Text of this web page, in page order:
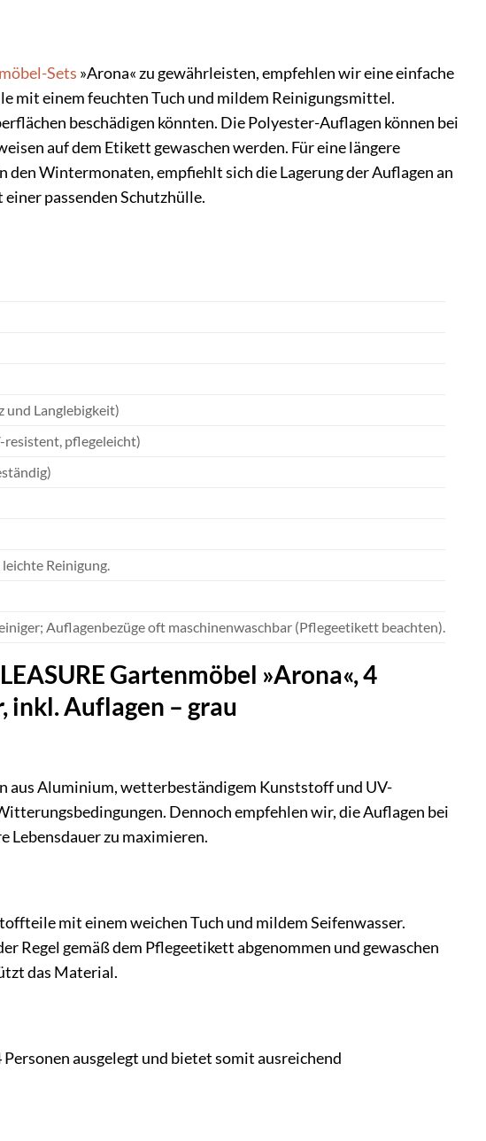
Sets »Arona« zu gewährleisten, empfehlen wir eine einfache
mit einem feuchten Tuch und mildem Reinigungsmittel.
beschädigen könnten. Die Polyester-Auflagen können bei
auf dem Etikett gewaschen werden. Für eine längere
Wintermonaten, empfiehlt sich die Lagerung der Auflagen an
passenden Schutzhülle.
und Langlebigkeit)
pflegeleicht)
Reinigung.
Auflagenbezüge oft maschinenwaschbar (Pflegeetikett beachten).
Gartenmöbel »Arona«, 4
Auflagen – grau
aus Aluminium, wetterbeständigem Kunststoff und UV-
Dennoch empfehlen wir, die Auflagen bei
Lebensdauer zu maximieren.
mit einem weichen Tuch und mildem Seifenwasser.
Regel gemäß dem Pflegeetikett abgenommen und gewaschen
das Material.
ausgelegt und bietet somit ausreichend